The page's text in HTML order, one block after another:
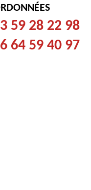
59 28 22 98
64 59 40 97